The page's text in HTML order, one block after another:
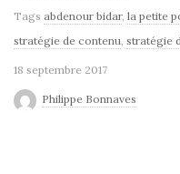
Tags abdenour bidar, la petite
stratégie de contenu, stratégie
18 septembre 2017
Philippe Bonnaves